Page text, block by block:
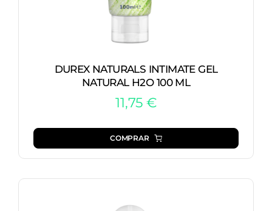
DUREX NATURALS INTIMATE GEL
NATURAL H2O 100 ML
11,75 €
COMPRAR